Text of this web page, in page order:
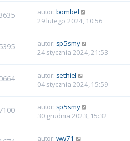
autor: bombel
29 lutego 2024, 10:56
autor: sp5smy
24 stycznia 2024, 21:53
autor: sethiel
04 stycznia 2024, 15:59
autor: sp5smy
30 grudnia 2023, 15:32
autor: ww71